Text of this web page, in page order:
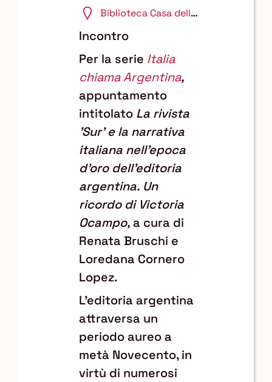
17:30
Biblioteca Casa delle
Incontro
Per la serie Italia
chiama Argentina,
appuntamento
intitolato La rivista
'Sur' e la narrativa
italiana nell'epoca
d'oro dell'editoria
argentina. Un
ricordo di Victoria
Ocampo, a cura di
Renata Bruschi e
Loredana Cornero
Lopez.
L'editoria argentina
attraversa un
periodo aureo a
metà Novecento, in
virtù di numerosi